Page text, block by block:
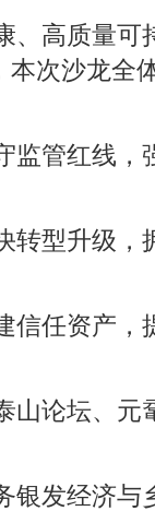
、高质量可
次沙龙全
监管红线，
转型升级，
信任资产，
山论坛、元
银发经济与